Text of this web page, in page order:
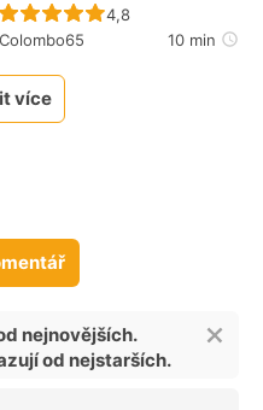
Recept ještě nebyl
4,8
Colombo65
10 min
více
nejnovějších.
od nejstarších.